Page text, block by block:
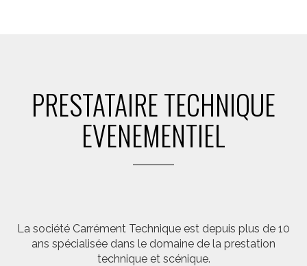
PRESTATAIRE TECHNIQUE
EVENEMENTIEL
La société Carrément Technique est depuis plus de 10
ans spécialisée dans le domaine de la prestation
technique et scénique.